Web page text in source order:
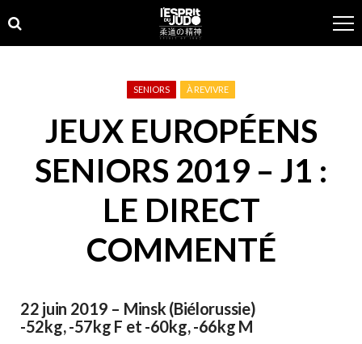
to
navigation
to
content
SENIORS À REVIVRE
JEUX EUROPÉENS
SENIORS 2019 – J1 :
LE DIRECT
COMMENTÉ
22 juin 2019 – Minsk (Biélorussie)
-52kg, -57kg F et -60kg, -66kg M